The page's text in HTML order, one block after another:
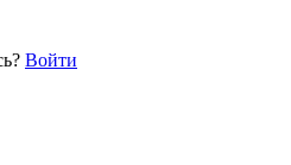
Войти